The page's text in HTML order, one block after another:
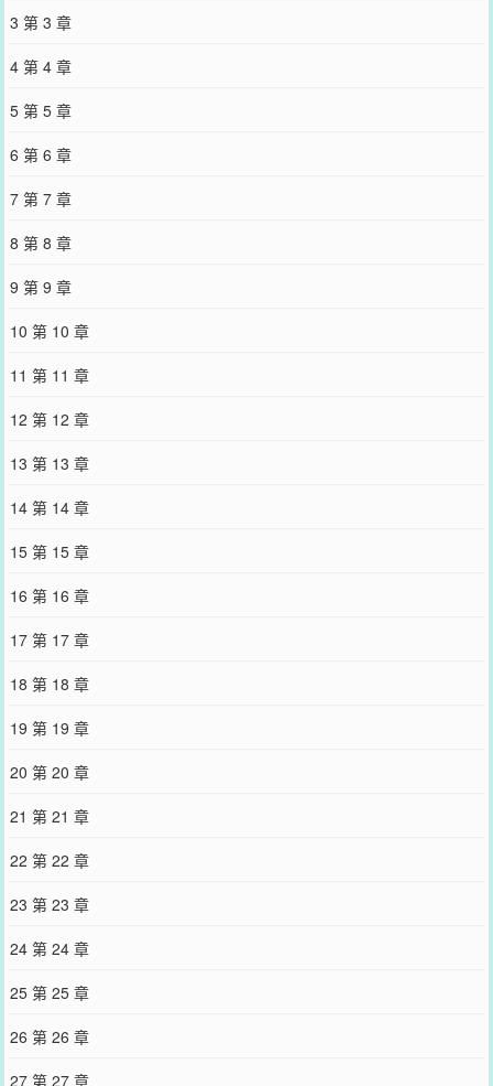
3 第 3 章
4 第 4 章
5 第 5 章
6 第 6 章
7 第 7 章
8 第 8 章
9 第 9 章
10 第 10 章
11 第 11 章
12 第 12 章
13 第 13 章
14 第 14 章
15 第 15 章
16 第 16 章
17 第 17 章
18 第 18 章
19 第 19 章
20 第 20 章
21 第 21 章
22 第 22 章
23 第 23 章
24 第 24 章
25 第 25 章
26 第 26 章
27 第 27 章